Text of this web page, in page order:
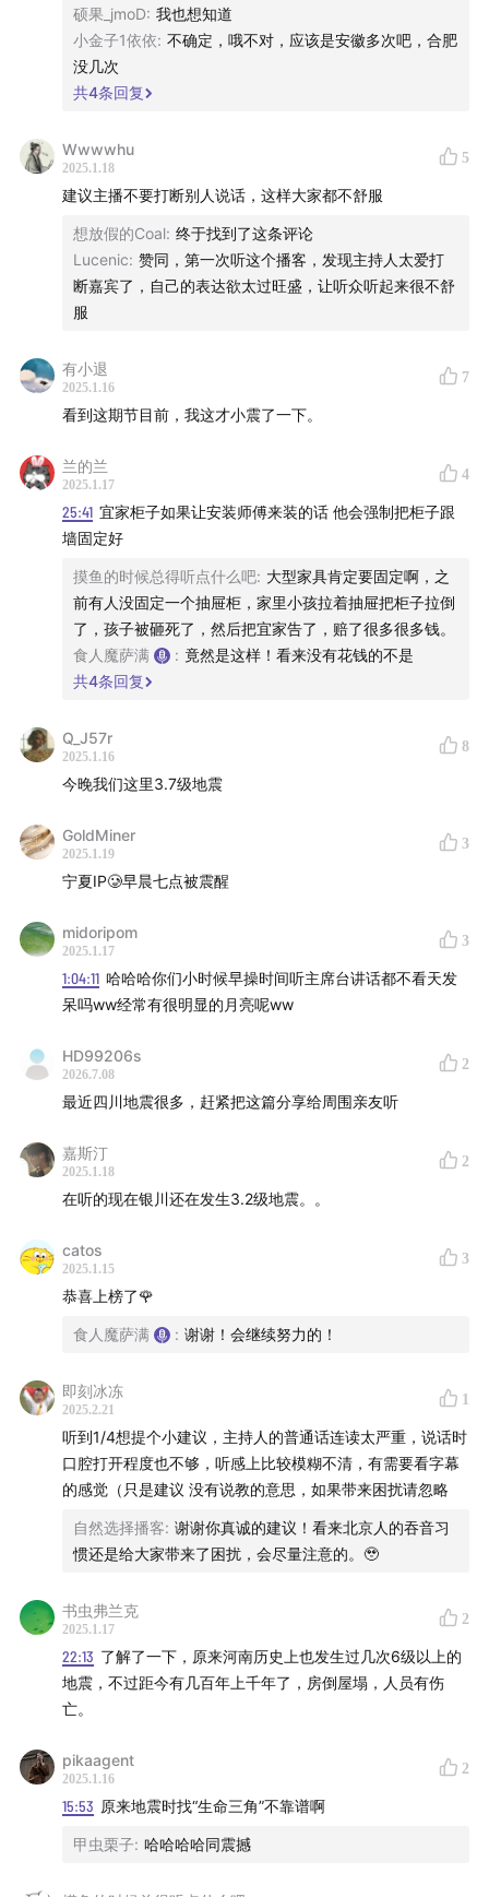
最关键的自救原则：伏地、遮挡、抓牢；
在绝大多数地震中，深夜熟睡者反而更安全，慌乱才
是最大威胁；
25:19 与其焦虑关于地震的预测，不如提前做好防范准备；
日喀则地震与银川地震有关吗？
地震之后，地震局及相关专家们提供的应急服务都
有什么用？
42:08 地震预测史上的“成功”案例：1975年海城地震；
51:57 意大利的一次地震预测曾让科学家被判刑；
小震能不能起到提前释放能量、来避免大震发生的
效果？
一个靠谱的地震预测思路：地震空区；
聊聊日本南海大地震，如果发生可能会达到9级大地
60:30
民间预测方法里，有没有靠谱的？比如地震云、动
物行为……
65:49 那些作为“穿越者”来提醒地震的人，是怎么包装自己
67:54 关于板块漂移，哆啦A梦里也有相关剧情？
板块运动的速度跟人指甲的生长速度差不多；
73:18
76:41
▼ 相关资料
嘉宾后期的一些勘误及扩展：
1.海城地震日期：1975年2月4日19时36分
2.代表震级的字母是M。
3.目前中国地震局发布的地震震级消息统一用震级M表
示，实际上如果能第一时间测得矩震级就会优先以矩震级
4.南海大地震的间隔90到200年不等，上次大地震为1946
年昭和南海地震，实际上不足百年。根据过往地震的规律
推断，下次地震很可能在上次地震以后88.2年后发生，即
2030~2040年前后，目前日本关于南海大地震的恐慌皆
源自这个预测
硕果_jmoD: 我也想知道
小金子1依依: 不确定，哦不对，应该是安徽多次吧，合肥
没几次
共4条回复
Wwwwhu
2025.1.18
5
建议主播不要打断别人说话，这样大家都不舒服
想放假的Coal: 终于找到了这条评论
Lucenic: 赞同，第一次听这个播客，发现主持人太爱打
断嘉宾了，自己的表达欲太过旺盛，让听众听起来很不舒
服
有小退
2025.1.16
7
看到这期节目前，我这才小震了一下。
兰的兰
2025.1.17
4
25:41 宜家柜子如果让安装师傅来装的话 他会强制把柜子跟
墙固定好
摸鱼的时候总得听点什么吧: 大型家具肯定要固定啊，之
前有人没固定一个抽屉柜，家里小孩拉着抽屉把柜子拉倒
了，孩子被砸死了，然后把宜家告了，赔了很多很多钱。
食人魔萨满
: 竟然是这样！看来没有花钱的不是
共4条回复
Q_J57r
2025.1.16
8
今晚我们这里3.7级地震
GoldMiner
2025.1.19
3
宁夏IP🥲早晨七点被震醒
midoripom
2025.1.17
3
1:04:11 哈哈哈你们小时候早操时间听主席台讲话都不看天发
呆吗ww经常有很明显的月亮呢ww
HD99206s
2026.7.08
2
最近四川地震很多，赶紧把这篇分享给周围亲友听
嘉斯汀
2025.1.18
2
在听的现在银川还在发生3.2级地震。。
catos
2025.1.15
3
恭喜上榜了🌹
食人魔萨满 : 谢谢！会继续努力的！
即刻冰冻
2025.2.21
1
听到1/4想提个小建议，主持人的普通话连读太严重，说话时
口腔打开程度也不够，听感上比较模糊不清，有需要看字幕
的感觉（只是建议 没有说教的意思，如果带来困扰请忽略
自然选择播客: 谢谢你真诚的建议！看来北京人的吞音习
惯还是给大家带来了困扰，会尽量注意的。🥹
书虫弗兰克
2025.1.17
2
22:13 了解了一下，原来河南历史上也发生过几次6级以上的
地震，不过距今有几百年上千年了，房倒屋塌，人员有伤
亡。
pikaagent
2025.1.16
2
15:53 原来地震时找“生命三角”不靠谱啊
甲虫栗子: 哈哈哈哈同震撼